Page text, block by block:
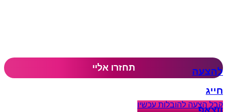
קבל הצעה להובלות עכשיו​
להצעה
חייג
ווצאפ